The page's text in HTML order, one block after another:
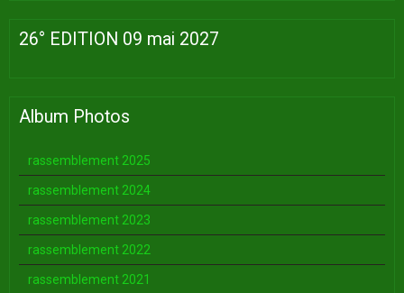
26° EDITION 09 mai 2027
Album Photos
rassemblement 2025
rassemblement 2024
rassemblement 2023
rassemblement 2022
rassemblement 2021